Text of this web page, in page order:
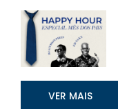
VER MAIS